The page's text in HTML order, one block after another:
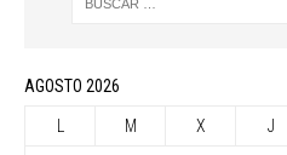
AGOSTO 2026
L M X J